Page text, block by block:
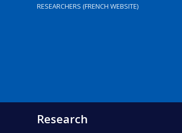
RESEARCHERS (FRENCH WEBSITE)
Research